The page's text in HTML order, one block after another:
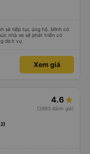
sẽ tiếp tục ủng hộ. Mình có
nhà xe sẽ phát triển có
dịch vụ.
Xem giá
4.6
(2883 đánh giá)